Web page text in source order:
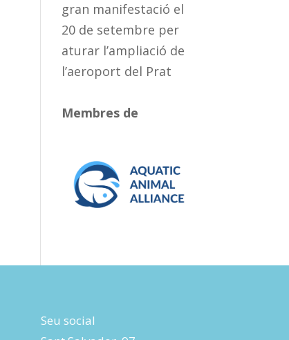
gran manifestació el
20 de setembre per
aturar l’ampliació de
l’aeroport del Prat
Membres de
Seu social